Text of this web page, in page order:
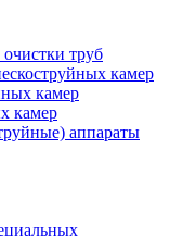
труб
камер
камер
камер
аппараты